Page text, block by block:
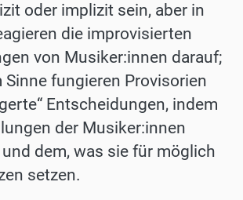
oder implizit sein, aber in
die improvisierten
von Musiker:innen darauf;
Sinne fungieren Provisorien
Entscheidungen, indem
der Musiker:innen
dem, was sie für möglich
setzen.